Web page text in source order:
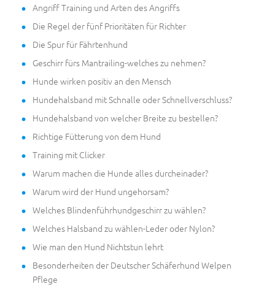
Angriff Training und Arten des Angriffs
Die Regel der fünf Prioritäten für Richter
Die Spur für Fährtenhund
Geschirr fürs Mantrailing-welches zu nehmen?
Hunde wirken positiv an den Mensch
Hundehalsband mit Schnalle oder Schnellverschluss?
Hundehalsband von welcher Breite zu bestellen?
Richtige Fütterung von dem Hund
Training mit Clicker
Warum machen die Hunde alles durcheinader?
Warum wird der Hund ungehorsam?
Welches Blindenführhundgeschirr zu wählen?
Welches Halsband zu wählen-Leder oder Nylon?
Wie man den Hund Nichtstun lehrt
Besonderheiten der Deutscher Schäferhund Welpen
Pflege